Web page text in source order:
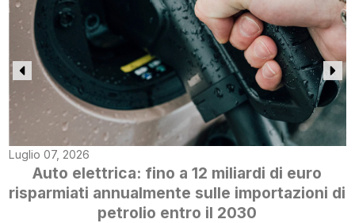
Luglio 07, 2026
Auto elettrica: fino a 12 miliardi di euro
risparmiati annualmente sulle importazioni di
petrolio entro il 2030